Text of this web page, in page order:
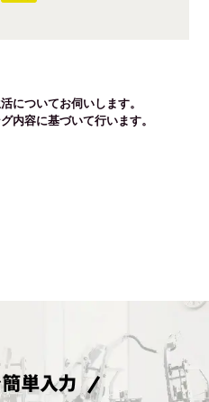
についてお伺いします。
内容に基づいて行います。